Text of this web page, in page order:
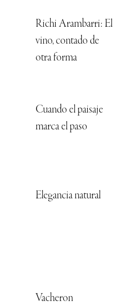
Richi Arambarri: El
vino, contado de
otra forma
Cuando el paisaje
marca el paso
Elegancia natural
Vacheron